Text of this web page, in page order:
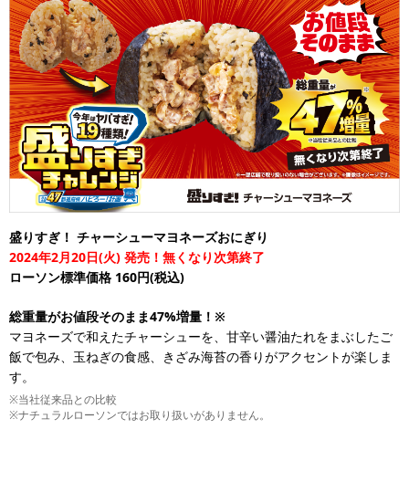
盛りすぎ！ チャーシューマヨネーズおにぎり
2024年2月20日(火) 発売！無くなり次第終了
ローソン標準価格 160円(税込)
総重量がお値段そのまま47%増量！※
マヨネーズで和えたチャーシューを、甘辛い醤油たれをまぶしたご
飯で包み、玉ねぎの食感、きざみ海苔の香りがアクセントが楽しま
す。
※当社従来品との比較
※ナチュラルローソンではお取り扱いがありません。